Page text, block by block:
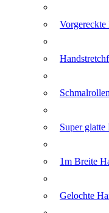
Super
1m Breite
Gelochte